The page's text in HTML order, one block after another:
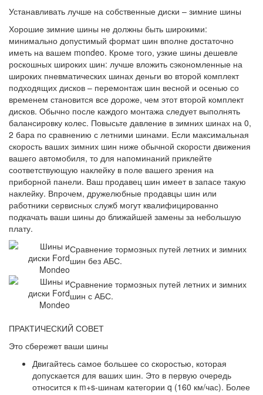
Устанавливать лучше на собственные диски – зимние шины
Хорошие зимние шины не должны быть широкими:
минимально допустимый формат шин вполне достаточно
иметь на вашем mondeo. Кроме того, узкие шины дешевле
роскошных широких шин: лучше вложить сэкономленные на
широких пневматических шинах деньги во второй комплект
подходящих дисков – перемонтаж шин весной и осенью со
временем становится все дороже, чем этот второй комплект
дисков. Обычно после каждого монтажа следует выполнять
балансировку колес. Повысьте давление в зимних шинах на 0,
2 бара по сравнению с летними шинами. Если максимальная
скорость ваших зимних шин ниже обычной скорости движения
вашего автомобиля, то для напоминаний приклейте
соответствующую наклейку в поле вашего зрения на
приборной панели. Ваш продавец шин имеет в запасе такую
наклейку. Впрочем, дружелюбные продавцы шин или
работники сервисных служб могут квалифицированно
подкачать ваши шины до ближайшей замены за небольшую
плату.
Сравнение тормозных путей летних и зимних
шин без АБС.
Сравнение тормозных путей летних и зимних
шин с АБС.
ПРАКТИЧЕСКИЙ СОВЕТ
Это сбережет ваши шины
Двигайтесь самое большее со скоростью, которая
допускается для ваших шин. Это в первую очередь
относится к m+s-шинам категории q (160 км/час). Более